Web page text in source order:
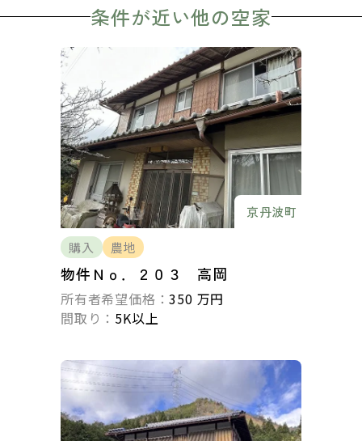
条件が近い他の空家
京丹波町
購入 農地
物件Ｎｏ．２０３ 高岡
所有者希望価格：350 万円
間取り： 5K以上